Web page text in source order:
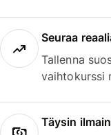
Seuraa
Tallenna
vaihtokurssi
Täysin